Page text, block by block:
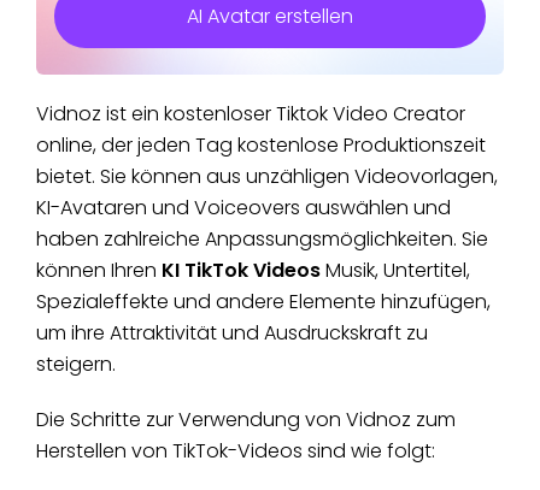
AI Avatar erstellen
Vidnoz ist ein kostenloser Tiktok Video Creator
online, der jeden Tag kostenlose Produktionszeit
bietet. Sie können aus unzähligen Videovorlagen,
KI-Avataren und Voiceovers auswählen und
haben zahlreiche Anpassungsmöglichkeiten. Sie
können Ihren KI TikTok VideosMusik, Untertitel,
Spezialeffekte und andere Elemente hinzufügen,
um ihre Attraktivität und Ausdruckskraft zu
steigern.
Die Schritte zur Verwendung von Vidnoz zum
Herstellen von TikTok-Videos sind wie folgt: